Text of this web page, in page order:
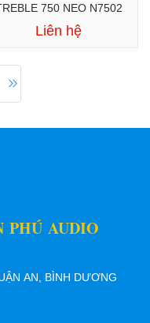
750 NEO N7502
Liên hệ
PHÚ AUDIO
AN, BÌNH DƯƠNG